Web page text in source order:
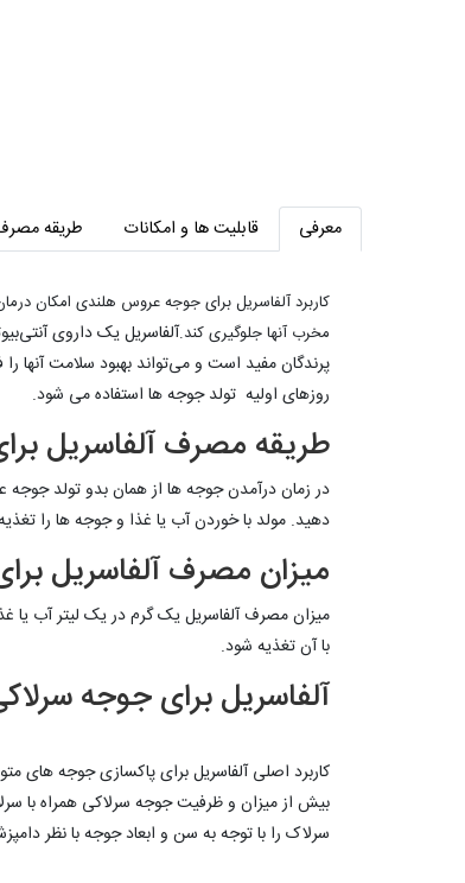
معرفی قابلیت ها و امکانات طریقه
کاربرد آلفاسریل برای جوجه عروس هلندی امکان
مخرب آنها جلوگیری کند.آلفاسریل یک داروی
پرندگان مفید است و می‌تواند بهبود سلامت آنها
روزهای اولیه تولد جوجه ها استفاده می شود.
طریقه مصرف آلفاسریل
در زمان درآمدن جوجه ها از همان بدو تولد جوجه
دهید. مولد با خوردن آب یا غذا و جوجه ها را
میزان مصرف آلفاسریل
میزان مصرف آلفاسریل یک گرم در یک لیتر آب یا
با آن تغذیه شود.
آلفاسریل برای جوجه
کاربرد اصلی آلفاسریل برای پاکسازی جوجه های
بیش از میزان و ظرفیت جوجه سرلاکی همراه
سرلاک را با توجه به سن و ابعاد جوجه با نظر